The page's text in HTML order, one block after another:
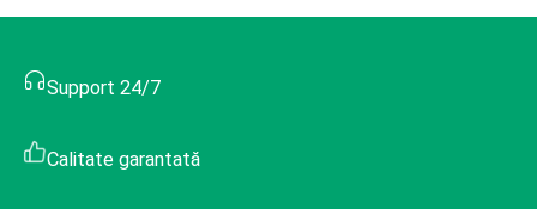
Support 24/7
Calitate garantată